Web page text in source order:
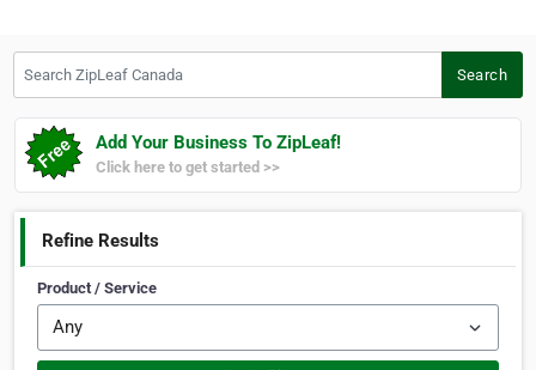
Search
Add Your Business To ZipLeaf!
Click here to get started >>
Refine Results
Product / Service